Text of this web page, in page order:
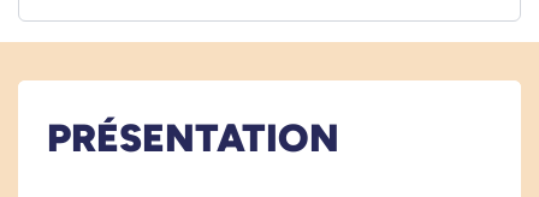
PRÉSENTATION